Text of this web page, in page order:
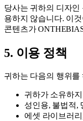
당사는 귀하의 디자
용하지 않습니다. 이
콘텐츠가
5. 이용 정책
귀하는 다음의 행위
귀하가 소유하
성인용, 불법적,
에셋 라이브러